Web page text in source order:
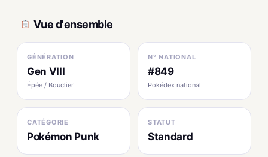
Vue d'ensemble
GÉNÉRATION
Gen VIII
Épée / Bouclier
N° NATIONAL
#849
Pokédex national
CATÉGORIE
Pokémon Punk
STATUT
Standard